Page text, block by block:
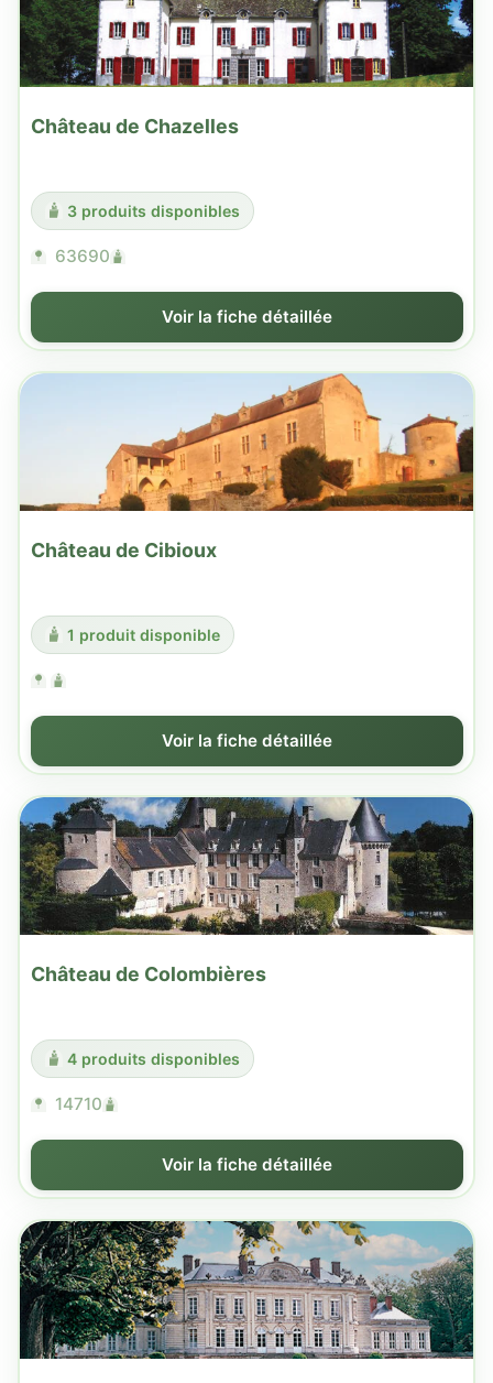
Château de Chazelles
3 produits disponibles
63690
Voir la fiche détaillée
Château de Cibioux
1 produit disponible
Voir la fiche détaillée
Château de Colombières
4 produits disponibles
14710
Voir la fiche détaillée